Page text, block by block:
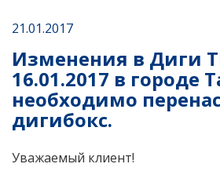
21.01.2017
Изменения в Диги
16.01.2017 в городе
необходимо
дигибокс.
Уважаемый клиент!